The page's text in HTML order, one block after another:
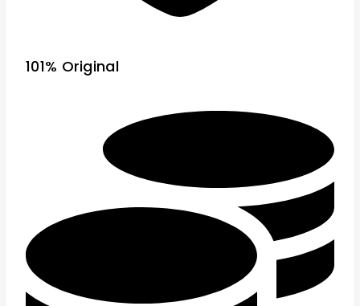
101% Original